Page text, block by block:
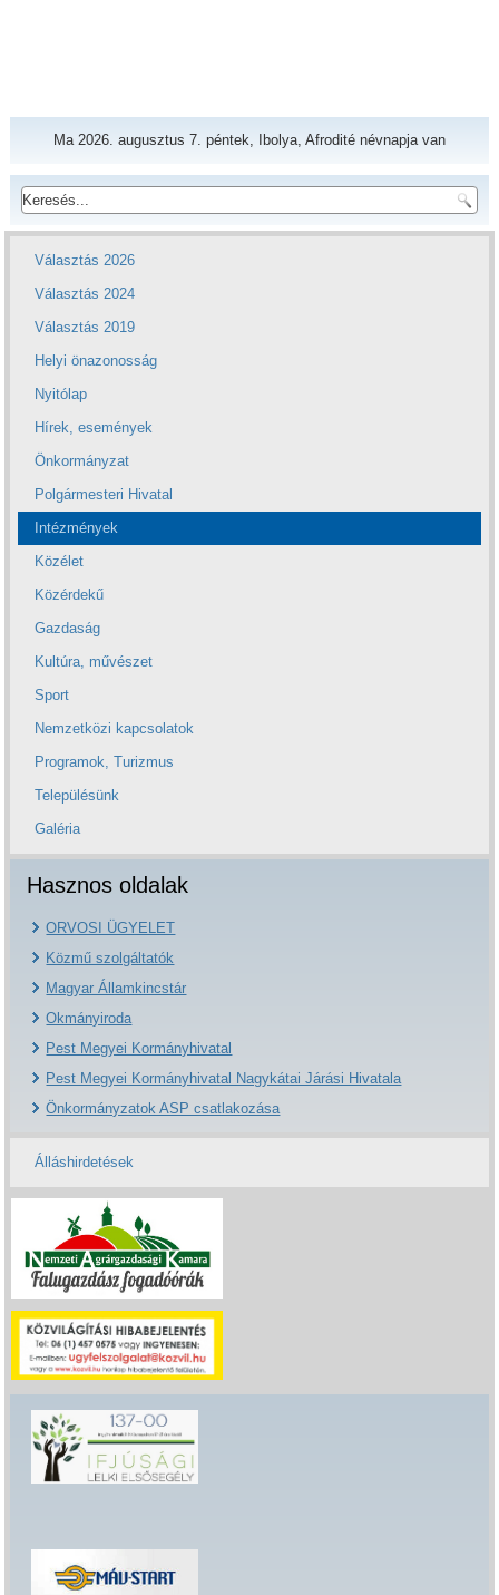
Ma 2026. augusztus 7. péntek, Ibolya, Afrodité névnapja van
Választás 2026
Választás 2024
Választás 2019
Helyi önazonosság
Nyitólap
Hírek, események
Önkormányzat
Polgármesteri Hivatal
Intézmények
Közélet
Közérdekű
Gazdaság
Kultúra, művészet
Sport
Nemzetközi kapcsolatok
Programok, Turizmus
Településünk
Galéria
Hasznos oldalak
ORVOSI ÜGYELET
Közmű szolgáltatók
Magyar Államkincstár
Okmányiroda
Pest Megyei Kormányhivatal
Pest Megyei Kormányhivatal Nagykátai Járási Hivatala
Önkormányzatok ASP csatlakozása
Álláshirdetések